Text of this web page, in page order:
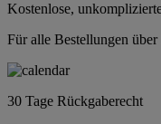
Kostenlose,
Für alle Bestellungen
30 Tage Rückgaberecht